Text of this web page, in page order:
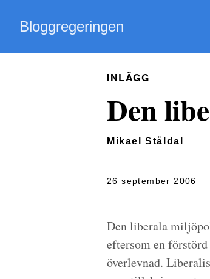
Bloggregeringen
INLÄGG
Den
Mikael Ståldal
26 september 2006
Den liberala
eftersom en
överlevnad.